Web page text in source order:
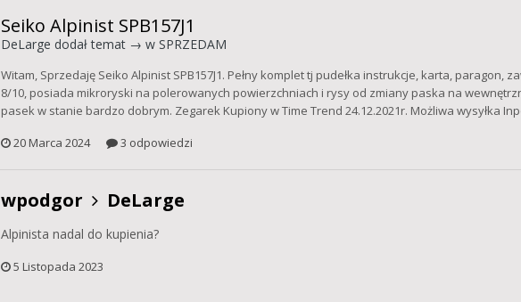
Seiko Alpinist SPB157J1
DeLarge dodał temat → w SPRZEDAM
Witam, Sprzedaję Seiko Alpinist SPB157J1. Pełny komplet tj pudełka instrukcje, karta, paragon,
8/10, posiada mikroryski na polerowanych powierzchniach i rysy od zmiany paska na
pasek w stanie bardzo dobrym. Zegarek Kupiony w Time Trend 24.12.2021r. Możliwa wysyłka
20 Marca 2024
3 odpowiedzi
wpodgor DeLarge
Alpinista nadal do kupienia?
5 Listopada 2023